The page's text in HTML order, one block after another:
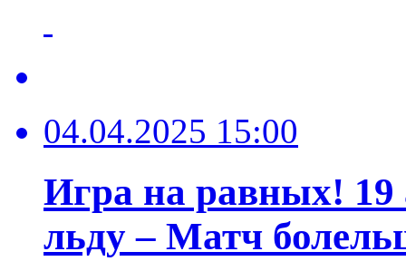
04.04.2025 15:00
Игра на равных! 19
льду – Матч